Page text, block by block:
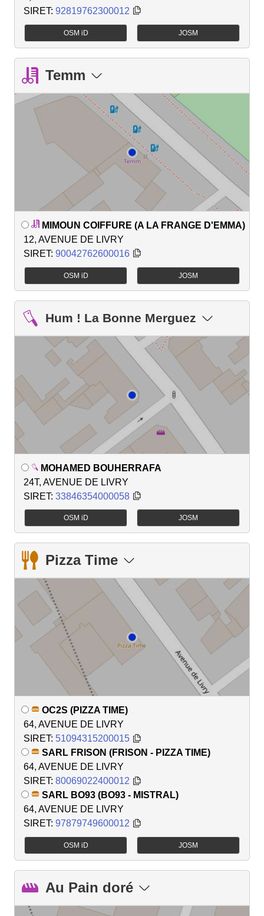
SIRET: 92819762300012
OSM iD JOSM
Temm
MIMOUN COIFFURE (A LA FRANGE D'EMMA)
12, AVENUE DE LIVRY
SIRET: 90042762600016
OSM iD JOSM
Hum ! La Bonne Merguez
MOHAMED BOUHERRAFA
24T, AVENUE DE LIVRY
SIRET: 33846354000058
OSM iD JOSM
Pizza Time
OC2S (PIZZA TIME)
64, AVENUE DE LIVRY
SIRET: 51094315200015
SARL FRISON (FRISON - PIZZA TIME)
64, AVENUE DE LIVRY
SIRET: 80069022400012
SARL BO93 (BO93 - MISTRAL)
64, AVENUE DE LIVRY
SIRET: 97879749600012
OSM iD JOSM
Au Pain doré